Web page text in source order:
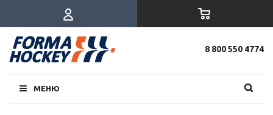
8 800 550 4774
МЕНЮ